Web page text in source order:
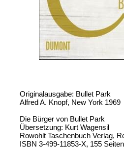
Originalausgabe: Bullet Park
Alfred A. Knopf, New York 1969
Die Bürger von Bullet Park
Übersetzung: Kurt Wagensil
Rowohlt Taschenbuch Verlag,
ISBN 3-499-11853-X, 155 Seiten